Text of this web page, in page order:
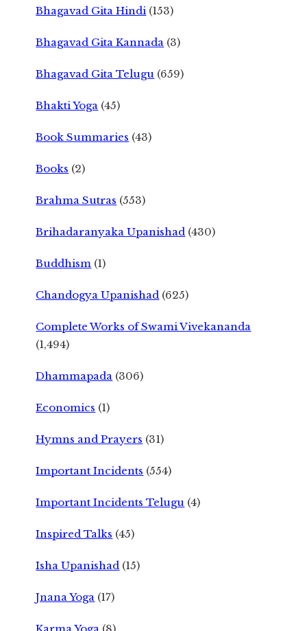
Bhagavad Gita Hindi (153)
Bhagavad Gita Kannada (3)
Bhagavad Gita Telugu (659)
Bhakti Yoga (45)
Book Summaries (43)
Books (2)
Brahma Sutras (553)
Brihadaranyaka Upanishad (430)
Buddhism (1)
Chandogya Upanishad (625)
Complete Works of Swami Vivekananda
(1,494)
Dhammapada (306)
Economics (1)
Hymns and Prayers (31)
Important Incidents (554)
Important Incidents Telugu (4)
Inspired Talks (45)
Isha Upanishad (15)
Jnana Yoga (17)
Karma Yoga (8)